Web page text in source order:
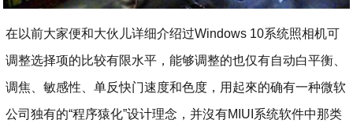
在以前大家便和大伙儿详细介绍过Windows 10系统照相机可
调整选择项的比较有限水平，能够调整的也仅有自动白平衡、
调焦、敏感性、单反快门速度和色度，用起來的确有一种微软
公司独有的“程序猿化”设计理念，并沒有MIUI系统软件中那类